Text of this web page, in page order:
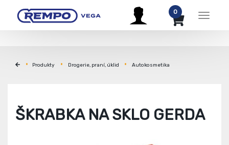
Menu
0
Produkty Drogerie, praní, úklid Autokosmetika
ŠKRABKA NA SKLO GERDA